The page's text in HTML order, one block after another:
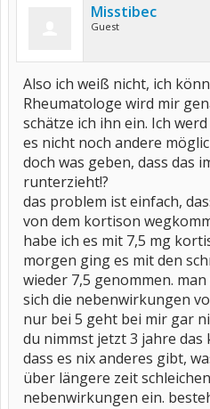
Was ist eigentlich diese blaue
Woche auch mal direkt beim Arzt
Misstibec
Guest
Also ich weiß nicht, ich
Rheumatologe wird mir
schätze ich ihn ein. Ich
es nicht noch andere
doch was geben, dass das
runterzieht!?
das problem ist einfach,
von dem kortison
habe ich es mit 7,5 mg
morgen ging es mit den
wieder 7,5 genommen.
sich die nebenwirkungen
nur bei 5 geht bei mir gar
du nimmst jetzt 3 jahre das
dass es nix anderes gibt,
über längere zeit
nebenwirkungen ein.